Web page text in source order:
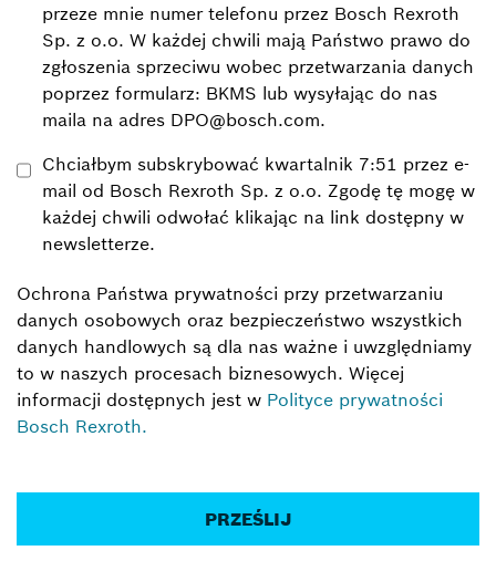
przeze mnie numer telefonu przez Bosch Rexroth
Sp. z o.o. W każdej chwili mają Państwo prawo do
zgłoszenia sprzeciwu wobec przetwarzania danych
poprzez formularz: BKMS lub wysyłając do nas
maila na adres DPO@bosch.com.
Chciałbym subskrybować kwartalnik 7:51 przez e-
mail od Bosch Rexroth Sp. z o.o. Zgodę tę mogę w
każdej chwili odwołać klikając na link dostępny w
newsletterze.
Ochrona Państwa prywatności przy przetwarzaniu
danych osobowych oraz bezpieczeństwo wszystkich
danych handlowych są dla nas ważne i uwzględniamy
to w naszych procesach biznesowych. Więcej
informacji dostępnych jest w Polityce prywatności
Bosch Rexroth.